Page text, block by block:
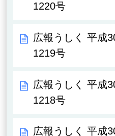
1220号
広報うしく 平成
1219号
広報うしく 平成
1218号
広報うしく 平成